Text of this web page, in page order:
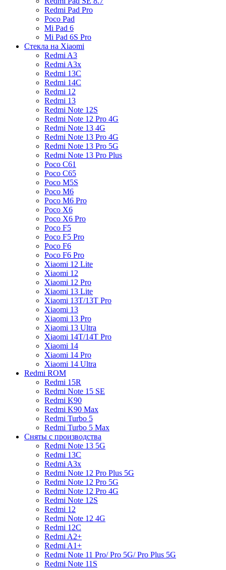
Redmi Pad Pro
Poco Pad
Mi Pad 6
Mi Pad 6S Pro
Стекла на Xiaomi
Redmi A3
Redmi A3x
Redmi 13C
Redmi 14C
Redmi 12
Redmi 13
Redmi Note 12S
Redmi Note 12 Pro 4G
Redmi Note 13 4G
Redmi Note 13 Pro 4G
Redmi Note 13 Pro 5G
Redmi Note 13 Pro Plus
Poco C61
Poco C65
Poco M5S
Poco M6
Poco M6 Pro
Poco X6
Poco X6 Pro
Poco F5
Poco F5 Pro
Poco F6
Poco F6 Pro
Xiaomi 12 Lite
Xiaomi 12
Xiaomi 12 Pro
Xiaomi 13 Lite
Xiaomi 13T/13T Pro
Xiaomi 13
Xiaomi 13 Pro
Xiaomi 13 Ultra
Xiaomi 14T/14T Pro
Xiaomi 14
Xiaomi 14 Pro
Xiaomi 14 Ultra
Redmi ROM
Redmi 15R
Redmi Note 15 SE
Redmi K90
Redmi K90 Max
Redmi Turbo 5
Redmi Turbo 5 Max
Сняты с производства
Redmi Note 13 5G
Redmi 13C
Redmi A3x
Redmi Note 12 Pro Plus 5G
Redmi Note 12 Pro 5G
Redmi Note 12 Pro 4G
Redmi Note 12S
Redmi 12
Redmi Note 12 4G
Redmi 12C
Redmi A2+
Redmi A1+
Redmi Note 11 Pro/ Pro 5G/ Pro Plus 5G
Redmi Note 11S